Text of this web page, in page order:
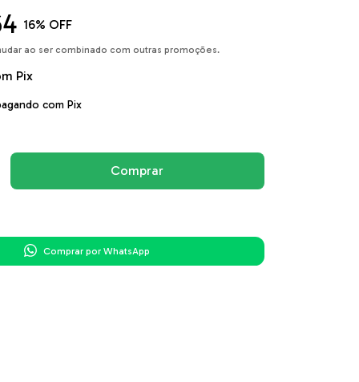
16% OFF
ao ser combinado com outras promoções.
Pix
com Pix
Comprar por WhatsApp